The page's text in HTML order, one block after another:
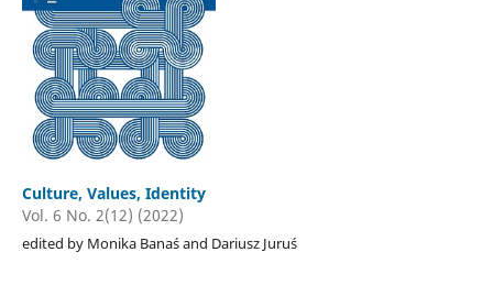
Culture, Values, Identity
Vol. 6 No. 2(12) (2022)
edited by Monika Banaś and Dariusz Juruś